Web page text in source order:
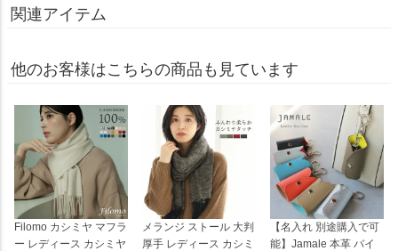
関連アイテム
他のお客様はこちらの商品も見ています
Filomo カシミヤ マフラ
ー レディース カシミヤ
メランジ ストール 大判
厚手 レディース カシミ
【名入れ 別途購入で可
能】Jamale 本革 バイ